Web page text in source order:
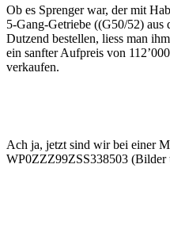
Ob es Sprenger war, der mit
5-Gang-Getriebe ((G50/52) aus
Dutzend bestellen, liess man
ein sanfter Aufpreis von
verkaufen.
Ach ja, jetzt sind wir bei einer
WP0ZZZ99ZSS338503 (Bilder